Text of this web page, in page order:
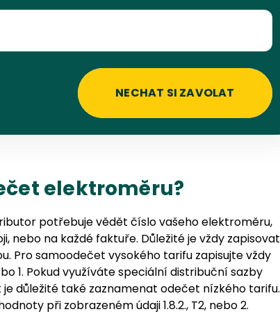
NECHAT SI ZAVOLAT
elektroměru?
potřebuje vědět číslo vašeho elektroměru,
na každé faktuře. Důležité je vždy zapisovat
Pro samoodečet vysokého tarifu zapisujte vždy
1. Pokud využíváte speciální distribuční sazby
důležité také zaznamenat odečet nízkého tarifu.
při zobrazeném údaji 1.8.2., T2, nebo 2.